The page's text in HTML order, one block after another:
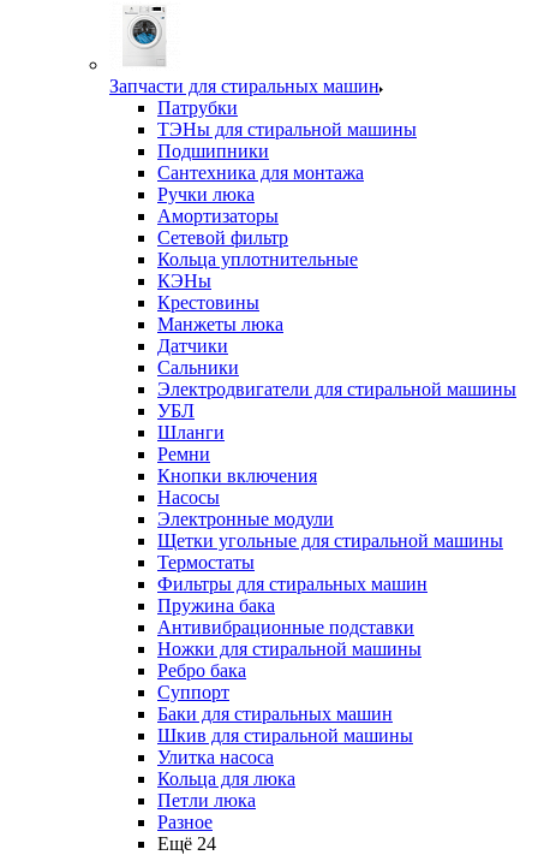
Запчасти для стиральных машин
Патрубки
ТЭНы для стиральной машины
Подшипники
Сантехника для монтажа
Ручки люка
Амортизаторы
Сетевой фильтр
Кольца уплотнительные
КЭНы
Крестовины
Манжеты люка
Датчики
Сальники
Электродвигатели для стиральной машины
УБЛ
Шланги
Ремни
Кнопки включения
Насосы
Электронные модули
Щетки угольные для стиральной машины
Термостаты
Фильтры для стиральных машин
Пружина бака
Антивибрационные подставки
Ножки для стиральной машины
Ребро бака
Суппорт
Баки для стиральных машин
Шкив для стиральной машины
Улитка насоса
Кольца для люка
Петли люка
Разное
Ещё 24